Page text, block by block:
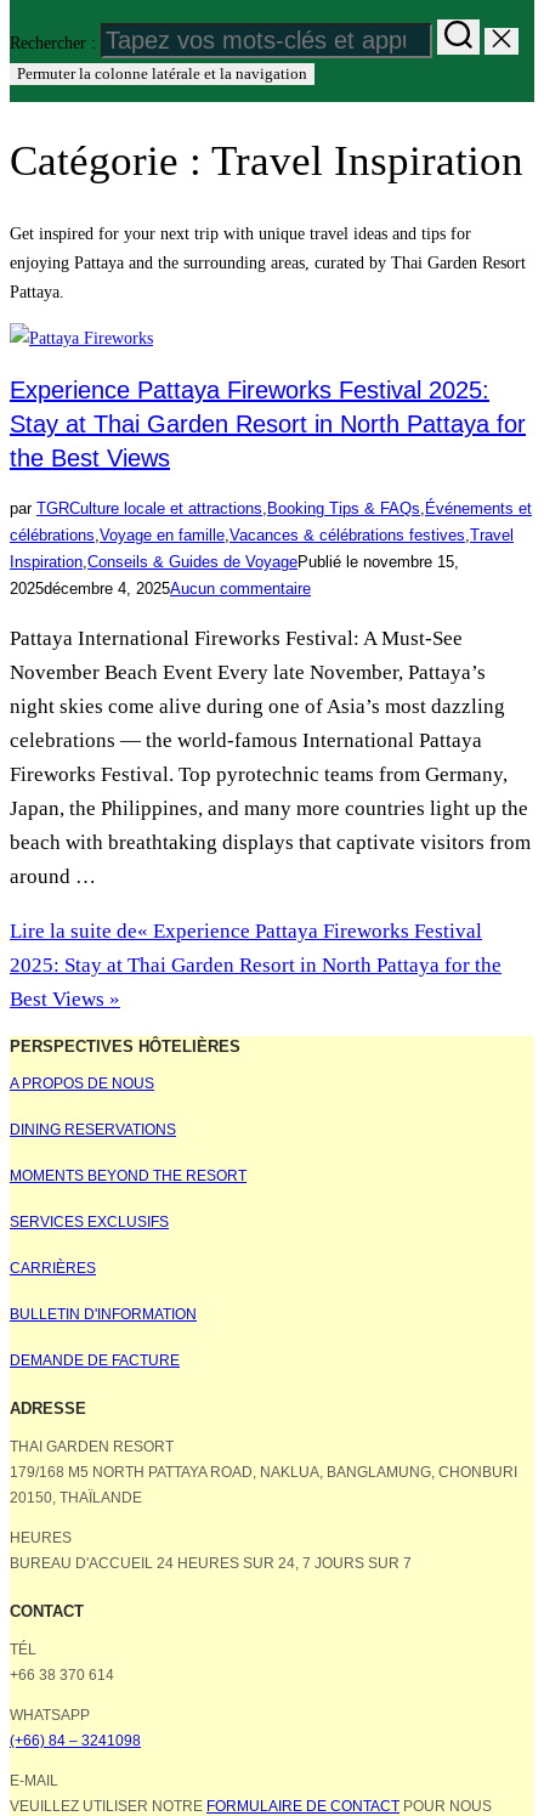
Rechercher :
Permuter la colonne latérale et la navigation
Catégorie : Travel Inspiration
Get inspired for your next trip with unique travel ideas and tips for
enjoying Pattaya and the surrounding areas, curated by Thai Garden Resort
Pattaya.
Experience Pattaya Fireworks Festival 2025:
Stay at Thai Garden Resort in North Pattaya for
the Best Views
par TGRCulture locale et attractions Booking Tips & FAQs Événements et
célébrations Voyage en famille Vacances & célébrations festives Travel
Inspiration Conseils & Guides de VoyagePublié le novembre 15,
2025décembre 4, 2025Aucun commentaire
Pattaya International Fireworks Festival: A Must-See
November Beach Event Every late November, Pattaya’s
night skies come alive during one of Asia’s most dazzling
celebrations — the world-famous International Pattaya
Fireworks Festival. Top pyrotechnic teams from Germany,
Japan, the Philippines, and many more countries light up the
beach with breathtaking displays that captivate visitors from
around …
Lire la suite de« Experience Pattaya Fireworks Festival
2025: Stay at Thai Garden Resort in North Pattaya for the
Best Views »
PERSPECTIVES HÔTELIÈRES
A PROPOS DE NOUS
DINING RESERVATIONS
MOMENTS BEYOND THE RESORT
SERVICES EXCLUSIFS
CARRIÈRES
BULLETIN D'INFORMATION
DEMANDE DE FACTURE
ADRESSE
THAI GARDEN RESORT
179/168 M5 NORTH PATTAYA ROAD, NAKLUA, BANGLAMUNG, CHONBURI
20150, THAÏLANDE
HEURES
BUREAU D'ACCUEIL 24 HEURES SUR 24, 7 JOURS SUR 7
CONTACT
TÉL
+66 38 370 614
WHATSAPP
(+66) 84 – 3241098
E-MAIL
VEUILLEZ UTILISER NOTRE FORMULAIRE DE CONTACT POUR NOUS